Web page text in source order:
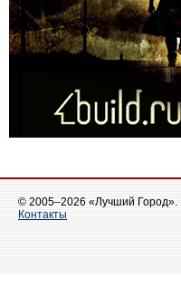
© 2005–2026 «Лучший
Контакты